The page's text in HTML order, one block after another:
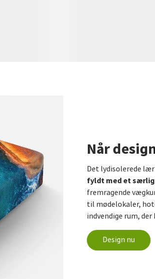
Når
Det lydisolerede
fyldt med et
fremragende
til mødelokaler,
indvendige rum,
Design nu